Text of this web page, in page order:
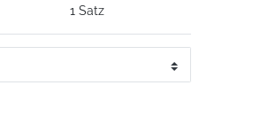
1 Satz